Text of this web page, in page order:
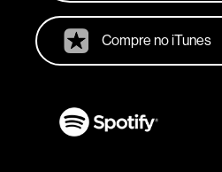
Compre no iTunes